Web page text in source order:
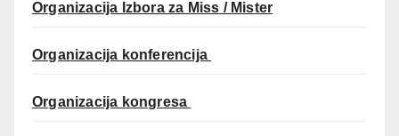
Organizacija Izbora za Miss / Mister
Organizacija konferencija
Organizacija kongresa